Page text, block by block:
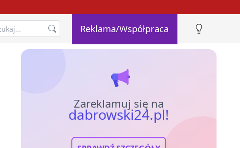
Reklama/Współpraca
Zareklamuj się na
dabrowski24.pl!